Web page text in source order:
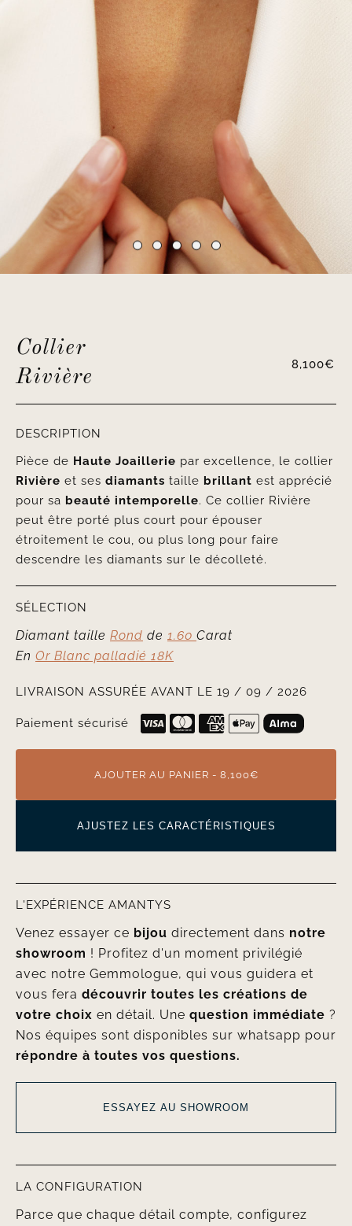
Collier
Rivière
8,100€
DESCRIPTION
Pièce de Haute Joaillerie par excellence, le collier
Rivière et ses diamants taille brillant est apprécié
pour sa beauté intemporelle. Ce collier Rivière
peut être porté plus court pour épouser
étroitement le cou, ou plus long pour faire
descendre les diamants sur le décolleté.
SÉLECTION
Diamant taille Rond de 1.60 Carat
En Or Blanc palladié 18K
LIVRAISON ASSURÉE AVANT LE 19 / 09 / 2026
Paiement sécurisé
AJOUTER AU PANIER - 8,100€
AJUSTEZ LES CARACTÉRISTIQUES
L'EXPÉRIENCE AMANTYS
Venez essayer ce bijou directement dans notre
showroom ! Profitez d'un moment privilégié
avec notre Gemmologue, qui vous guidera et
vous fera découvrir toutes les créations de
votre choix en détail. Une question immédiate ?
Nos équipes sont disponibles sur whatsapp pour
répondre à toutes vos questions.
ESSAYEZ AU SHOWROOM
LA CONFIGURATION
Parce que chaque détail compte, configurez